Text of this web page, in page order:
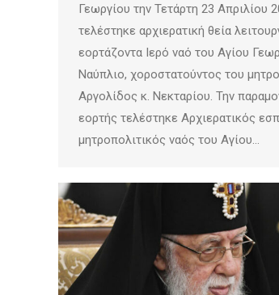
Γεωργίου την Τετάρτη 23 Απριλίου
τελέστηκε αρχιερατική θεία
εορτάζοντα Ιερό ναό του Αγίου
Ναύπλιο, χοροστατούντος του
Αργολίδος κ. Νεκταρίου. Την
εορτής τελέστηκε Αρχιερατικός
μητροπολιτικός ναός του Αγίου…